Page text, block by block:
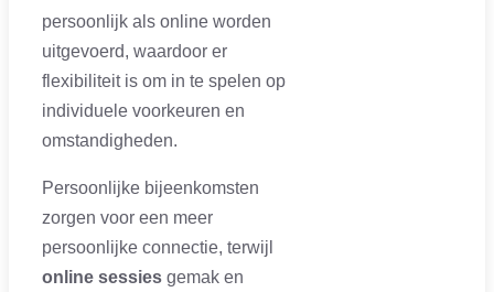
persoonlijk als online worden
uitgevoerd, waardoor er
flexibiliteit is om in te spelen op
individuele voorkeuren en
omstandigheden.
Persoonlijke bijeenkomsten
zorgen voor een meer
persoonlijke connectie, terwijl
online sessies gemak en